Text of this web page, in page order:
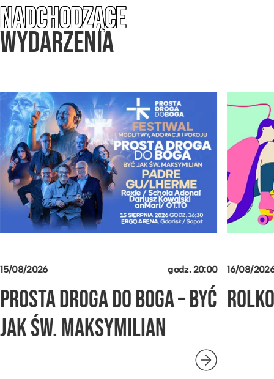
NADCHODZĄCE
WYDARZENIA
15/08/2026 godz.20:00
PROSTA DROGA DO BOGA – BYĆ
JAK ŚW. MAKSYMILIAN
16/08/